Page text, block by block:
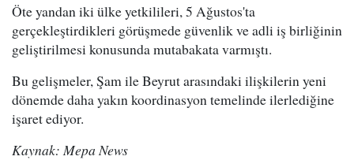
Öte yandan iki ülke yetkilileri, 5 Ağustos'ta
gerçekleştirdikleri görüşmede güvenlik ve adli iş birliğinin
geliştirilmesi konusunda mutabakata varmıştı.
Bu gelişmeler, Şam ile Beyrut arasındaki ilişkilerin yeni
dönemde daha yakın koordinasyon temelinde ilerlediğine
işaret ediyor.
Kaynak: Mepa News